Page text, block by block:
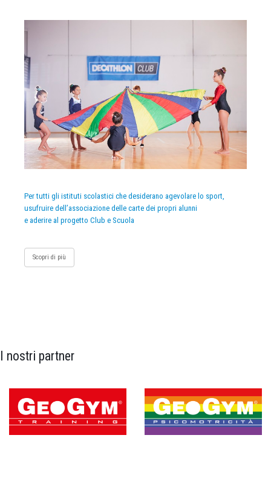
Per tutti gli istituti scolastici che desiderano agevolare lo sport,
usufruire dell’associazione delle carte dei propri alunni
e aderire al progetto Club e Scuola
Scopri di più
I nostri partner